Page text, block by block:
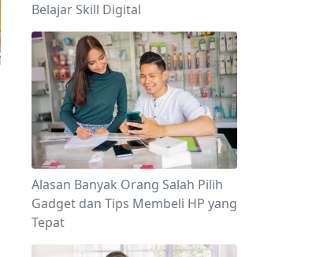
Belajar Skill Digital
Alasan Banyak Orang Salah Pilih
Gadget dan Tips Membeli HP yang
Tepat